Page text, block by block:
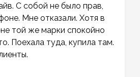
С собой не было прав,
Мне отказали. Хотя в
той же марки спокойно
Поехала туда, купила там.